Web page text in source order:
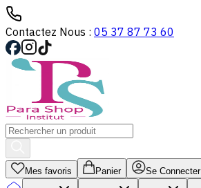
Contactez Nous : 05 37 87 73 60
Mes favoris Panier Se Connecter